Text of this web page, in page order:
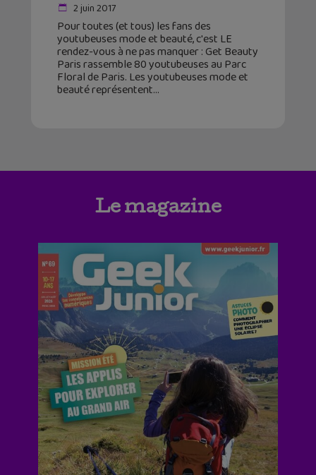
2 juin 2017
Pour toutes (et tous) les fans des
youtubeuses mode et beauté, c'est LE
rendez-vous à ne pas manquer : Get Beauty
Paris rassemble 80 youtubeuses au Parc
Floral de Paris. Les youtubeuses mode et
beauté représentent
Le magazine